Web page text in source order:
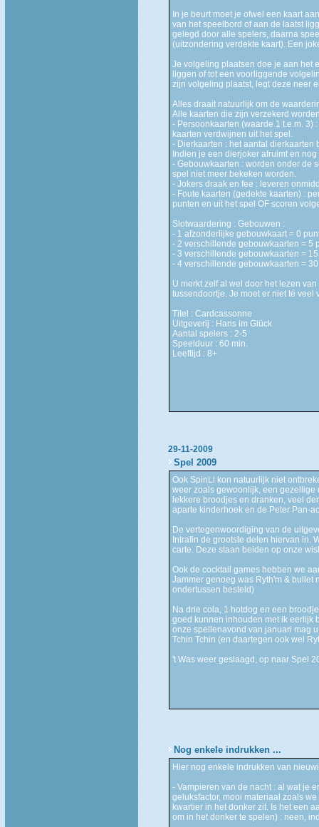
In je beurt moet je ofwel een kaart
van het speelbord of aan de laatst
gelegd door alle spelers, daarna
(uitzondering verdekte kaart). Een
Je volgeling plaatsen doe je aan het
liggen of tot een voorliggende
zijn volgeling plaatst, legt deze neer
Alles draait natuurlijk om de
Alle kaarten die zijn verzekerd
- Persoonkaarten (waarde 1 t.e.m.
kaarten verdwijnen uit het spel.
- Dierkaarten : het aantal
Indien je een dierjoker afruimt en
- Gebouwkaarten : worden onder de
spel niet meer bekeken worden.
- Jokers draak en fee : leveren
- Foute kaarten (gedekte kaarten) :
punten en uit het spel OF scoren
Slotwaardering : Gebouwen :
- 1 afzonderlijke gebouwkaart = 0
- 2 verschillende gebouwkaarten = 5
- 3 verschillende gebouwkaarten =
- 4 verschillende gebouwkaarten =
U merkt zelf al wel door het lezen
tussendoortje. Je moet er niet té
Titel : Cardcassonne
Uitgeverij : Hans im Glück
Aantal spelers : 2-5
Speelduur : 60 min.
Leeftijd : 8+
29-11-2009
Spel 2009
Ook SpinLi kon natuurlijk niet
weer zoals gewoonlijk, een
lekkere broodjes en dranken, veel
aparte kinderhoek en de Peter Pan-
De vertegenwoordiging van de
Intrafin de grootste delen hiervan in.
carte. Deze staan beiden op onze
Ook de cocktail games hebben we
Jammer genoeg was Ryth'm & bullet
ondertussen besteld)
Na drie cola, 1 hotdog en een
goed kunnen inhouden met ik eerlijk
onze spellenavond van januari mag
Tchin Tchin (en daartegen ook wel
't Was weer geslaagd, op naar Spel
Nog enkele indrukken ...
Hier nog enkele indrukken van
- Vampieren van de nacht : al wat je
geluksfactor, mooi materiaal zoals
kwartier in het donker zit. Is het een
om in het donker te spelen) : neen,